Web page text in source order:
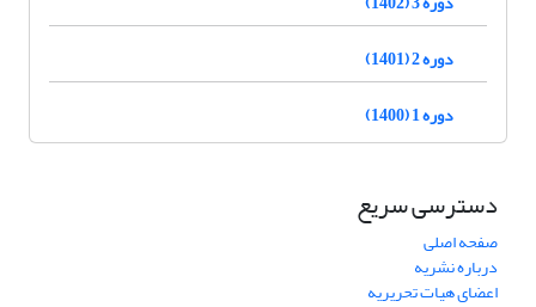
دوره 2 (1401)
دوره 1 (1400)
دسترسی سریع
صفحه اصلی
درباره نشریه
اعضای هیات تحریریه